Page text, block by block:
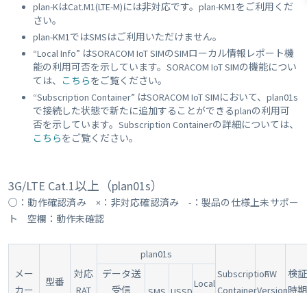
plan-KはCat.M1(LTE-M)には非対応です。plan-KM1をご利用くだ
さい。
plan-KM1ではSMSはご利用いただけません。
“Local Info” はSORACOM IoT SIMのSIMローカル情報レポート機
能の利用可否を示しています。SORACOM IoT SIMの機能につい
ては、
こちらをご覧ください。
“Subscription Container” はSORACOM IoT SIMにおいて、plan01s
で接続した状態で新たに追加することができるplanの利用可
否を示しています。Subscription Containerの詳細については、
こちらをご覧ください。
3G/LTE Cat.1以上（plan01s）
○：動作確認済み ×：非対応確認済み -：製品の仕様上未サポー
ト 空欄：動作未確認
メー
カー
型番
対応
RAT
plan01s
Subscription
Container
FW
Version
検証
時期
データ送
受信
Local